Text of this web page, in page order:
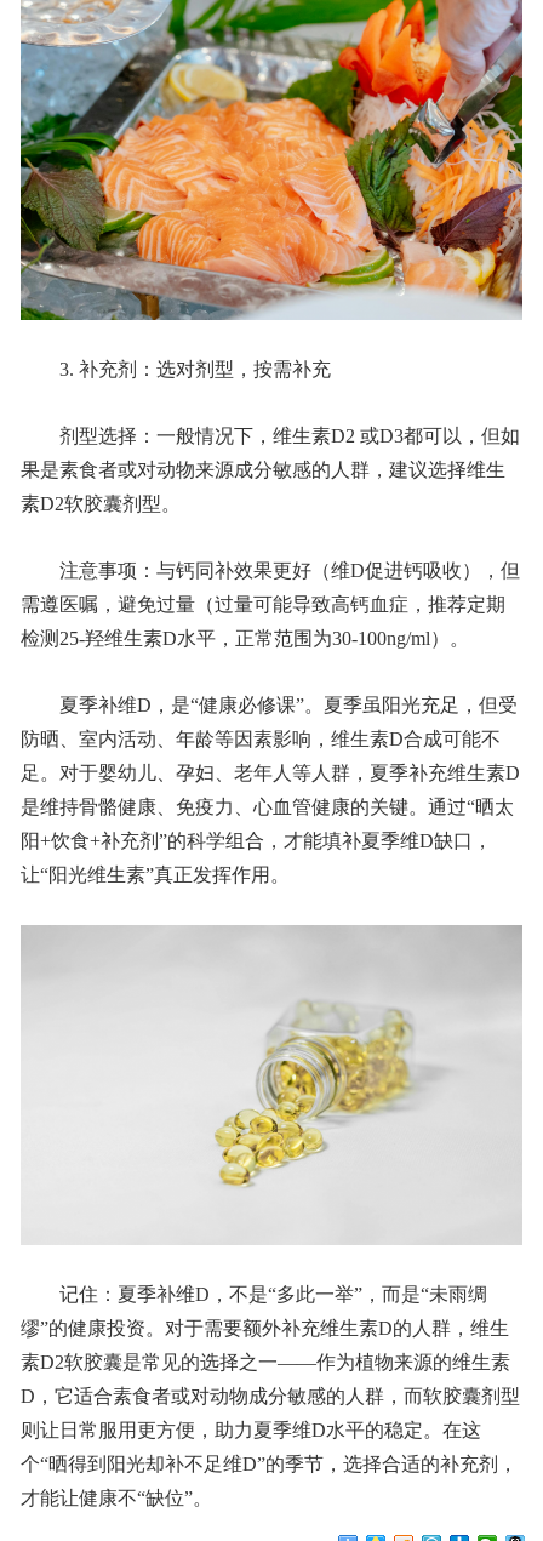
3. 补充剂：选对剂型，按需补充
剂型选择：一般情况下，维生素D2 或D3都可以，但如
果是素食者或对动物来源成分敏感的人群，建议选择维生
素D2软胶囊剂型。
注意事项：与钙同补效果更好（维D促进钙吸收），但
需遵医嘱，避免过量（过量可能导致高钙血症，推荐定期
检测25-羟维生素D水平，正常范围为30-100ng/ml）。
夏季补维D，是“健康必修课”。夏季虽阳光充足，但受
防晒、室内活动、年龄等因素影响，维生素D合成可能不
足。对于婴幼儿、孕妇、老年人等人群，夏季补充维生素D
是维持骨骼健康、免疫力、心血管健康的关键。通过“晒太
阳+饮食+补充剂”的科学组合，才能填补夏季维D缺口，
让“阳光维生素”真正发挥作用。
记住：夏季补维D，不是“多此一举”，而是“未雨绸
缪”的健康投资。对于需要额外补充维生素D的人群，维生
素D2软胶囊是常见的选择之一——作为植物来源的维生素
D，它适合素食者或对动物成分敏感的人群，而软胶囊剂型
则让日常服用更方便，助力夏季维D水平的稳定。在这
个“晒得到阳光却补不足维D”的季节，选择合适的补充剂，
才能让健康不“缺位”。